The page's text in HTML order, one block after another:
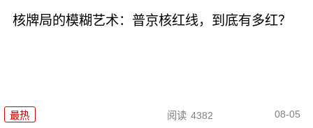
核牌局的模糊艺术：普京核红线，到底有多红？
最热 阅读 4382 08-05